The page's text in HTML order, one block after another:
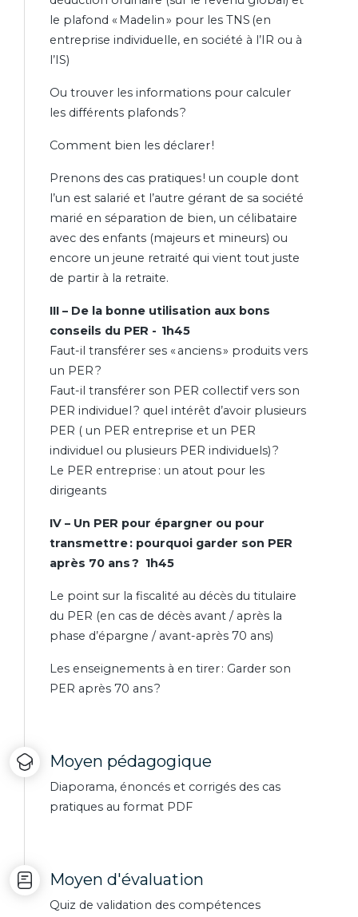
le plafond « Madelin » pour les TNS (en
entreprise individuelle, en société à l’IR ou à
l’IS)
Ou trouver les informations pour calculer
les différents plafonds ?
Comment bien les déclarer !
Prenons des cas pratiques ! un couple dont
l’un est salarié et l’autre gérant de sa société
marié en séparation de bien, un célibataire
avec des enfants (majeurs et mineurs) ou
encore un jeune retraité qui vient tout juste
de partir à la retraite.
III – De la bonne utilisation aux bons
conseils du PER - 1h45
Faut-il transférer ses « anciens » produits vers
un PER ?
Faut-il transférer son PER collectif vers son
PER individuel ? quel intérêt d’avoir plusieurs
PER ( un PER entreprise et un PER
individuel ou plusieurs PER individuels) ?
Le PER entreprise : un atout pour les
dirigeants
IV – Un PER pour épargner ou pour
transmettre : pourquoi garder son PER
après 70 ans ? 1h45
Le point sur la fiscalité au décès du titulaire
du PER (en cas de décès avant / après la
phase d’épargne / avant-après 70 ans)
Les enseignements à en tirer : Garder son
PER après 70 ans ?
Moyen pédagogique
Diaporama, énoncés et corrigés des cas
pratiques au format PDF
Moyen d'évaluation
Quiz de validation des compétences